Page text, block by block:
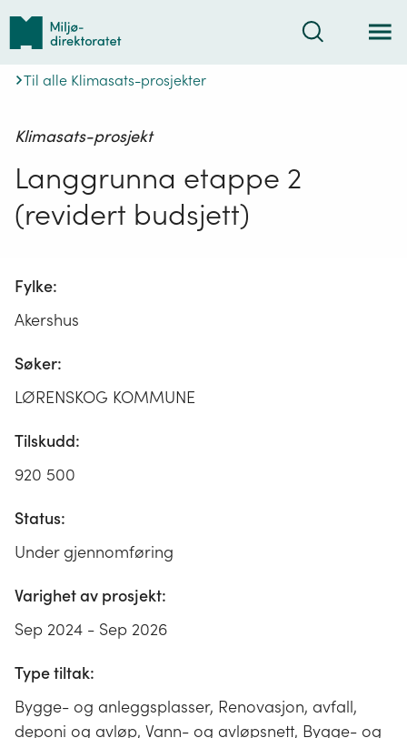
Tilbake
forsiden
Søk
Til alle Klimasats-prosjekter
Klimasats-prosjekt
Langgrunna etappe 2
(revidert budsjett)
Fylke:
Akershus
Søker:
LØRENSKOG KOMMUNE
Tilskudd:
920 500
Status:
Under gjennomføring
Varighet av prosjekt:
Sep 2024 - Sep 2026
Type tiltak:
Bygge- og anleggsplasser, Renovasjon, avfall,
deponi og avløp, Vann- og avløpsnett, Bygge- og